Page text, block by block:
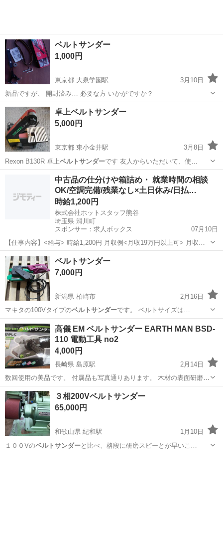
ベルトサンダー
1,000円
東京都 大泉学園駅
3月10日
新品ですが、 開封済み… 必要な方 いかがですか？
東京 練馬区 大泉学園駅 メンテナンス用品
ベルトサンダー
卓上ベルトサンダー
5,000円
東京都 東小金井駅
3月8日
Rexon B130R 卓上ベルトサンダー です 友人からいただいて、使…
小金井市 東小金井駅 その他 ベルトサンダー
中古品の仕分けや箱詰め・ 就業時間の相談
OK/空調完備/残業なし×土日休み/日払…
時給1,200円
株式会社ホットスタッフ熊谷
埼玉県 滑川町
スポンサー：求人ボックス
07月10日
【仕事内容】<給与> 時給1,200円 月収例<月収19万円以上可> 月収例:
時給×7.5h×22日=198,000円 1日の実働が8時間を超えた場合:1,500円
給料日:毎月末日 スグにお金がほしい方は!! <日払い/即払い/...
アルバイト・パート / 派遣社員
ベルトサンダー
7,000円
新潟県 柏崎市
2月16日
マキタの100Vタイプのベルトサンダーです。 ベルトサイズは
76×457…
新潟 柏崎市 その他 ベルトサンダー
高儀 EM ベルトサンダー EARTH MAN BSD-
110 電動工具 no2
4,000円
長崎県 島原駅
2月14日
数回使用の美品です。 付属品も写真通りあります。 木材の表面研磨に
塗装はがしに 作業台などに固定して小物の研磨に セット内容:本体
×1、ダストバッグ×1、クランプ×2 電圧:AC100V、周波数:50/60Hz...
長崎 南島原市 島原駅 その他 ベルトサンダー
３相200Vベルトサンダー
65,000円
和歌山県 紀和駅
1月10日
１００Vのベルトサンダーと比べ、格段に研磨スピーとが早いこ…